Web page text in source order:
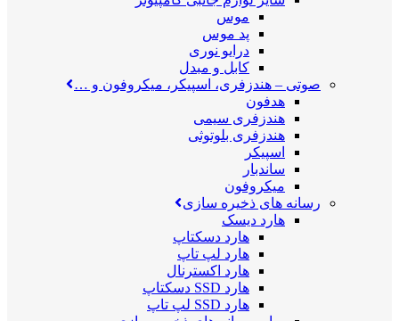
موس
پد موس
درایو نوری
کابل و مبدل
صوتی – هندزفری، اسپیکر، میکروفون و …
هدفون
هندزفری سیمی
هندزفری بلوتوثی
اسپیکر
ساندبار
میکروفون
رسانه های ذخیره سازی
هارد دیسک
هارد دسکتاپ
هارد لپ تاپ
هارد اکسترنال
هارد SSD دسکتاپ
هارد SSD لپ تاپ